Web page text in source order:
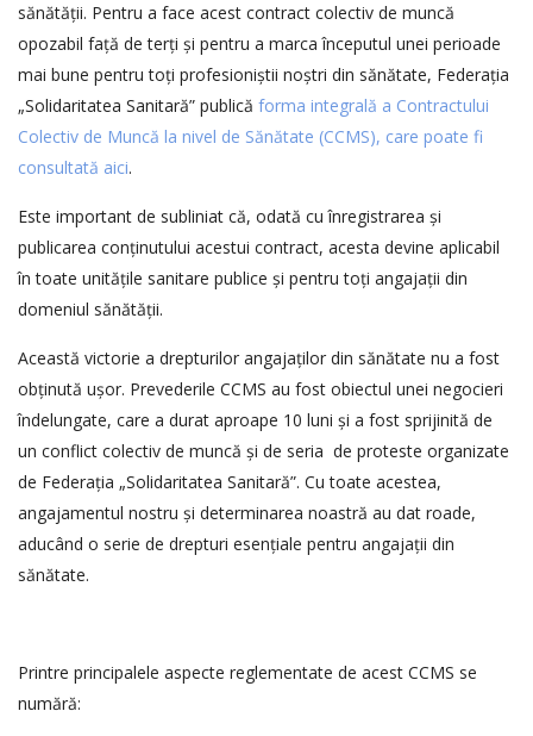
sănătății. Pentru a face acest contract colectiv de muncă
opozabil față de terți și pentru a marca începutul unei perioade
mai bune pentru toți profesioniștii noștri din sănătate, Federația
„Solidaritatea Sanitară” publică forma integrală a Contractului
Colectiv de Muncă la nivel de Sănătate (CCMS), care poate fi
consultată aici.
Este important de subliniat că, odată cu înregistrarea și
publicarea conținutului acestui contract, acesta devine aplicabil
în toate unitățile sanitare publice și pentru toți angajații din
domeniul sănătății.
Această victorie a drepturilor angajaților din sănătate nu a fost
obținută ușor. Prevederile CCMS au fost obiectul unei negocieri
îndelungate, care a durat aproape 10 luni și a fost sprijinită de
un conflict colectiv de muncă și de seria de proteste organizate
de Federația „Solidaritatea Sanitară”. Cu toate acestea,
angajamentul nostru și determinarea noastră au dat roade,
aducând o serie de drepturi esențiale pentru angajații din
sănătate.
Printre principalele aspecte reglementate de acest CCMS se
numără: